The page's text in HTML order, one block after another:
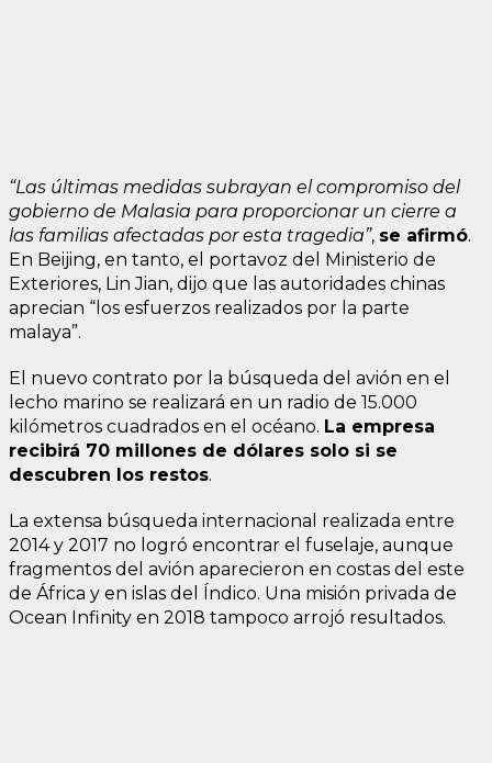
“Las últimas medidas subrayan el compromiso del
gobierno de Malasia para proporcionar un cierre a
las familias afectadas por esta tragedia”, se afirmó.
En Beijing, en tanto, el portavoz del Ministerio de
Exteriores, Lin Jian, dijo que las autoridades chinas
aprecian “los esfuerzos realizados por la parte
malaya”.
El nuevo contrato por la búsqueda del avión en el
lecho marino se realizará en un radio de 15.000
kilómetros cuadrados en el océano. La empresa
recibirá 70 millones de dólares solo si se
descubren los restos.
La extensa búsqueda internacional realizada entre
2014 y 2017 no logró encontrar el fuselaje, aunque
fragmentos del avión aparecieron en costas del este
de África y en islas del Índico. Una misión privada de
Ocean Infinity en 2018 tampoco arrojó resultados.